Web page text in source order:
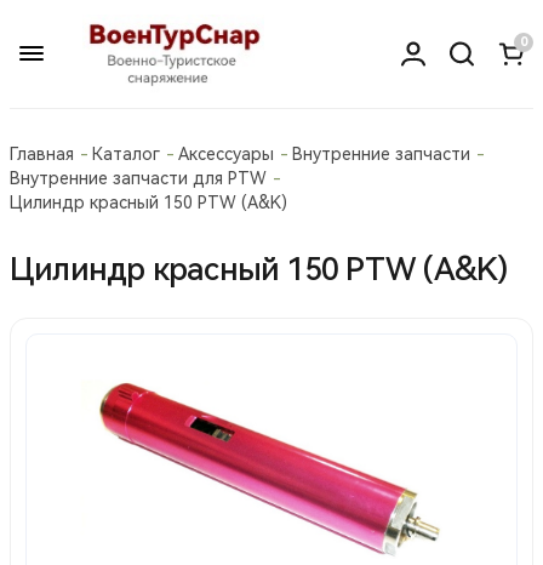
0
Главная Каталог Аксессуары
Внутренние запчасти
Внутренние запчасти для PTW
Цилиндр красный 150 PTW (A&K)
Цилиндр красный 150 PTW (A&K)